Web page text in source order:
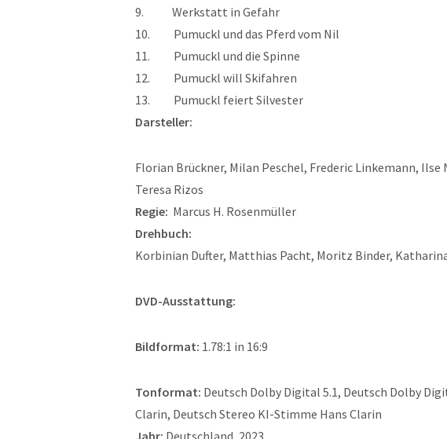
9. Werkstatt in Gefahr
10. Pumuckl und das Pferd vom Nil
11. Pumuckl und die Spinne
12. Pumuckl will Skifahren
13. Pumuckl feiert Silvester
Darsteller:
Florian Brückner, Milan Peschel, Frederic Linkemann,
Teresa Rizos
Regie: Marcus H. Rosenmüller
Drehbuch:
Korbinian Dufter, Matthias Pacht, Moritz Binder,
DVD-Ausstattung:
Bildformat: 1.78:1 in 16:9
Tonformat: Deutsch Dolby Digital 5.1, Deutsch Dolby
Clarin, Deutsch Stereo KI-Stimme Hans Clarin
Jahr: Deutschland, 2023